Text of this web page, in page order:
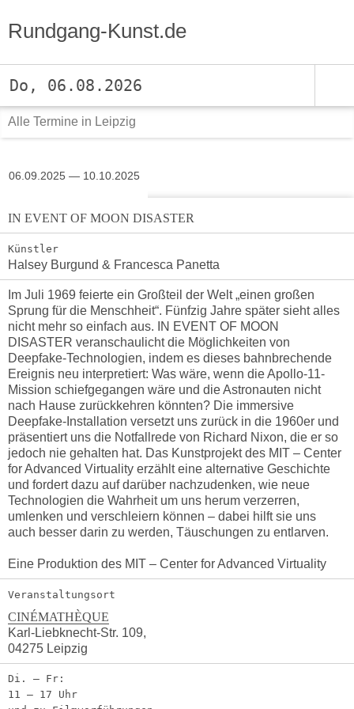
Rundgang-Kunst.de
Do, 06.08.2026
Alle Termine in Leipzig
06.09.2025 — 10.10.2025
IN EVENT OF MOON DISASTER
Künstler
Halsey Burgund & Francesca Panetta
Im Juli 1969 feierte ein Großteil der Welt „einen großen
Sprung für die Menschheit“. Fünfzig Jahre später sieht alles
nicht mehr so einfach aus. IN EVENT OF MOON
DISASTER veranschaulicht die Möglichkeiten von
Deepfake-Technologien, indem es dieses bahnbrechende
Ereignis neu interpretiert: Was wäre, wenn die Apollo-11-
Mission schiefgegangen wäre und die Astronauten nicht
nach Hause zurückkehren könnten? Die immersive
Deepfake-Installation versetzt uns zurück in die 1960er und
präsentiert uns die Notfallrede von Richard Nixon, die er so
jedoch nie gehalten hat. Das Kunstprojekt des MIT – Center
for Advanced Virtuality erzählt eine alternative Geschichte
und fordert dazu auf darüber nachzudenken, wie neue
Technologien die Wahrheit um uns herum verzerren,
umlenken und verschleiern können – dabei hilft sie uns
auch besser darin zu werden, Täuschungen zu entlarven.
Eine Produktion des MIT – Center for Advanced Virtuality
Veranstaltungsort
CINÉMATHÈQUE
Karl-Liebknecht-Str. 109,
04275 Leipzig
Di. – Fr:
11 – 17 Uhr